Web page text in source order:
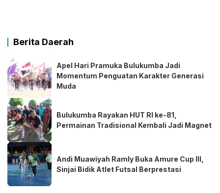
Berita Daerah
Apel Hari Pramuka Bulukumba Jadi
Momentum Penguatan Karakter Generasi
Muda
Bulukumba Rayakan HUT RI ke-81,
Permainan Tradisional Kembali Jadi Magnet
Andi Muawiyah Ramly Buka Amure Cup III,
Sinjai Bidik Atlet Futsal Berprestasi